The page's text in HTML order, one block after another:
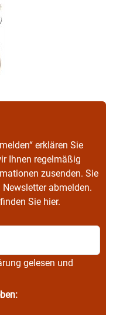
erklären Sie
Ihnen regelmäßig
zusenden. Sie
abmelden.
Sie hier.
gelesen und